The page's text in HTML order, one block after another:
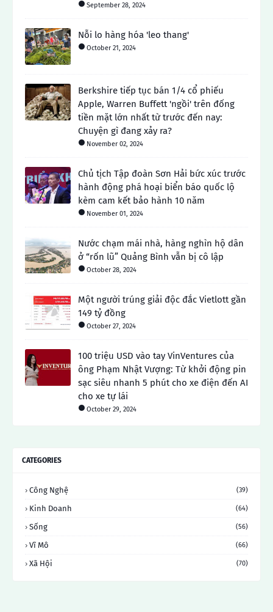
September 28, 2024
Nỗi lo hàng hóa 'leo thang'
October 21, 2024
Berkshire tiếp tục bán 1/4 cổ phiếu
Apple, Warren Buffett 'ngồi' trên đống
tiền mặt lớn nhất từ ​​trước đến nay:
Chuyện gì đang xảy ra?
November 02, 2024
Chủ tịch Tập đoàn Sơn Hải bức xúc trước
hành động phá hoại biển báo quốc lộ
kèm cam kết bảo hành 10 năm
November 01, 2024
Nước chạm mái nhà, hàng nghìn hộ dân
ở “rốn lũ” Quảng Bình vẫn bị cô lập
October 28, 2024
Một người trúng giải độc đắc Vietlott gần
149 tỷ đồng
October 27, 2024
100 triệu USD vào tay VinVentures của
ông Phạm Nhật Vượng: Từ khởi động pin
sạc siêu nhanh 5 phút cho xe điện đến AI
cho xe tự lái
October 29, 2024
CATEGORIES
Công Nghệ (39)
Kinh Doanh (64)
Sống (56)
Vĩ Mô (66)
Xã Hội (70)